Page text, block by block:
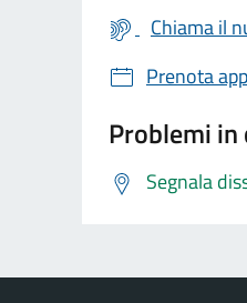
Chiama il
Prenota
Problemi
Segnala